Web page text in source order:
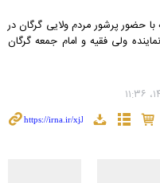
حضور پرشور مردم ولایی گرگان در
ولی فقیه و امام جمعه گرگان